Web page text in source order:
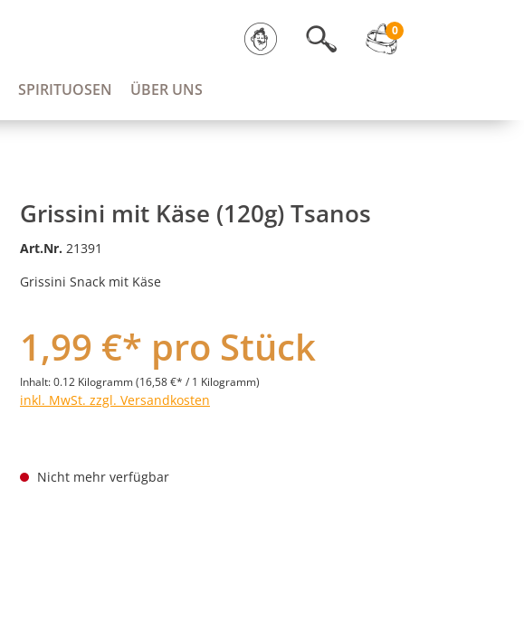
0
SPIRITUOSEN ÜBER UNS
Grissini mit Käse (120g) Tsanos
Art.Nr. 21391
Grissini Snack mit Käse
1,99 €* pro Stück
Inhalt:0.12 Kilogramm(16,58 €* / 1 Kilogramm)
inkl. MwSt. zzgl. Versandkosten
Nicht mehr verfügbar